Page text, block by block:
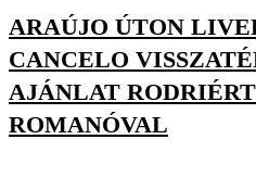
ARAÚJO ÚTON
CANCELO
AJÁNLAT
ROMANÓVAL